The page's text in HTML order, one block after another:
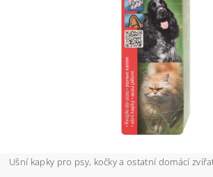
Ušní kapky pro psy, kočky a ostatní domácí